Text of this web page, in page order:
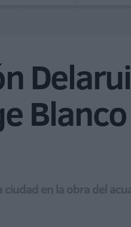
ciudad en la obra del